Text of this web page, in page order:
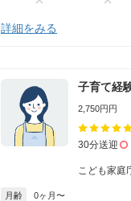
詳細をみる
子育て経
2,750円円
30分送迎
こども家庭
月齢 0ヶ月〜